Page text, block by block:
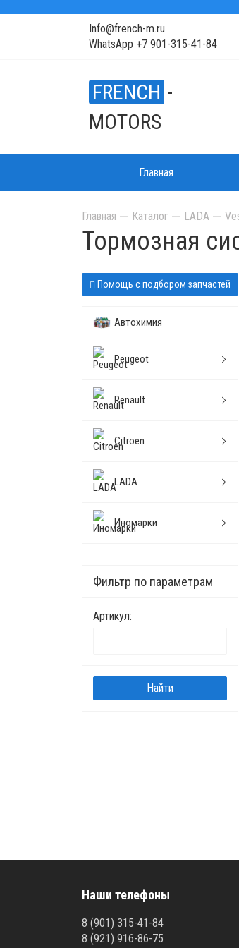
Info@french-m.ru
WhatsApp +7 901-315-41-84
FRENCH -
MOTORS
Главная
Главная Каталог LADA
Тормозная
Помощь с подбором запчастей
Автохимия
Peugeot
Renault
Citroen
LADA
Иномарки
Фильтр по параметрам
Артикул:
Наши телефоны
8 (901) 315-41-84
8 (921) 916-86-75